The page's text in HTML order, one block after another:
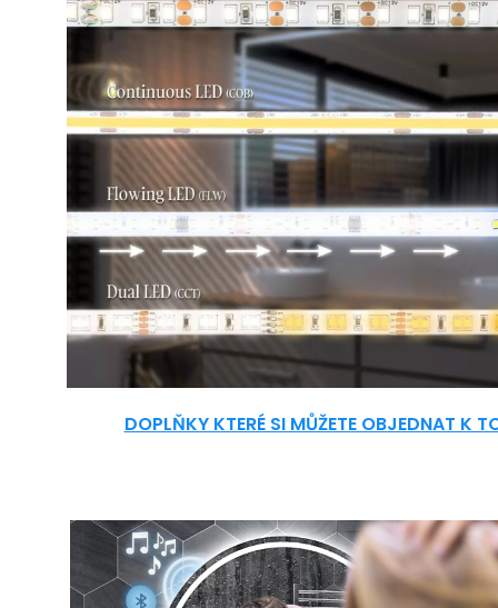
DOPLŇKY KTERÉ SI MŮŽETE OBJEDNAT K